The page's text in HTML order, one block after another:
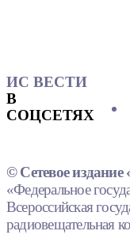
ИС ВЕСТИ
В
СОЦСЕТЯХ
© Сетевое издание
«Федеральное
Всероссийская
радиовещательная